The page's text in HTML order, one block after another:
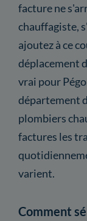
facture ne
chauffagiste,
ajoutez à ce
déplacement
vrai pour
département
plombiers
factures les
varient.
Comment